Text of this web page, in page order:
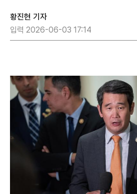
황진현 기자
입력 2026-06-03 17:14